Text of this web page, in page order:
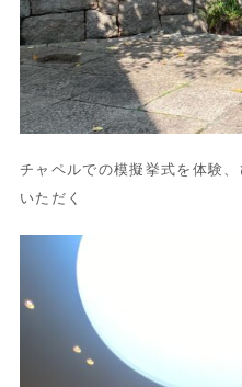
チャペルでの模擬挙式を体験
いただく